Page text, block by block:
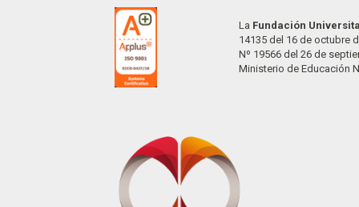
La Fundación
14135 del 16 de octubre
Nº 19566 del 26 de
Ministerio de Educación